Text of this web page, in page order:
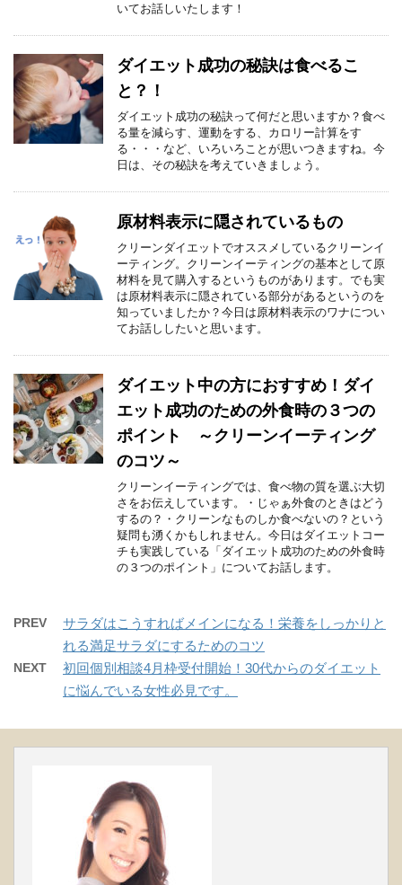
いてお話しいたします！
ダイエット成功の秘訣は食べるこ
と？！
ダイエット成功の秘訣って何だと思いますか？食べ
る量を減らす、運動をする、カロリー計算をす
る・・・など、いろいろことが思いつきますね。今
日は、その秘訣を考えていきましょう。
原材料表示に隠されているもの
クリーンダイエットでオススメしているクリーンイ
ーティング。クリーンイーティングの基本として原
材料を見て購入するというものがあります。でも実
は原材料表示に隠されている部分があるというのを
知っていましたか？今日は原材料表示のワナについ
てお話ししたいと思います。
ダイエット中の方におすすめ！ダイ
エット成功のための外食時の３つの
ポイント ～クリーンイーティング
のコツ～
クリーンイーティングでは、食べ物の質を選ぶ大切
さをお伝えしています。・じゃぁ外食のときはどう
するの？・クリーンなものしか食べないの？という
疑問も湧くかもしれません。今日はダイエットコー
チも実践している「ダイエット成功のための外食時
の３つのポイント」についてお話します。
PREV
サラダはこうすればメインになる！栄養をしっかりと
れる満足サラダにするためのコツ
NEXT
初回個別相談4月枠受付開始！30代からのダイエット
に悩んでいる女性必見です。